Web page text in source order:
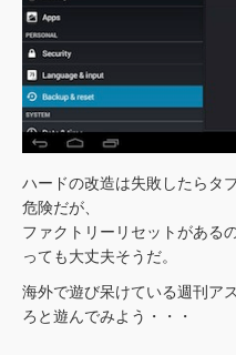
ハードの改造は失敗したらタ
危険だが、
ファクトリーリセットがある
っても大丈夫そうだ。
海外で遊び呆けている週刊ア
ろと遊んでみよう・・・